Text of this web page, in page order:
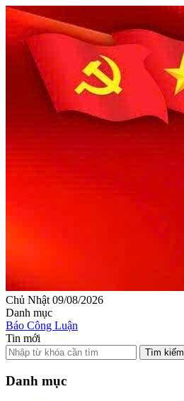
Chủ Nhật 09/08/2026
Danh mục
Báo Công Luận
Tin mới
Tìm kiếm
Danh mục